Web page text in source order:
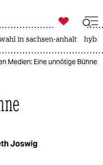

taz zahl ich
in sachsen-anhalt
Medien: Eine unnötige Bühne
Joswig